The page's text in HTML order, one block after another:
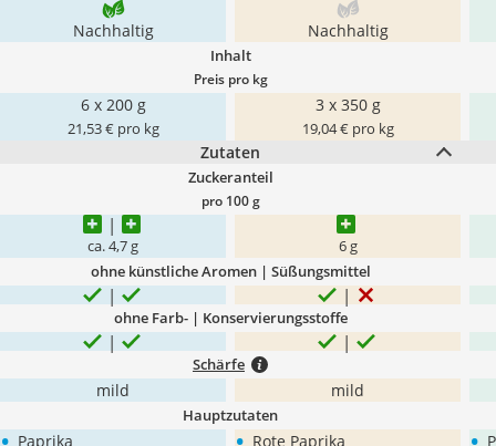
Nachhaltig Nachhaltig
Inhalt
Preis pro kg
6 x 200 g
21,53 € pro kg
3 x 350 g
19,04 € pro kg
Zutaten
Zuckeranteil
pro 100 g
ca. 4,7 g 6 g
ohne künstliche Aromen | Süßungsmittel
ohne Farb- | Konservierungsstoffe
Schärfe
mild mild
Hauptzutaten
Paprika Rote Paprika